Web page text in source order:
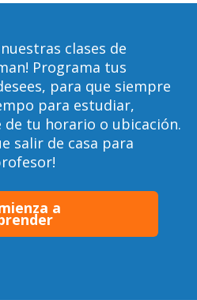
clases de
Programa tus
para que siempre
para estudiar,
tu horario o ubicación.
salir de casa para
a